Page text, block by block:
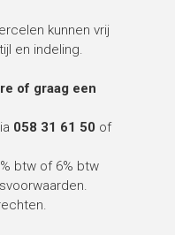
kunnen vrij
en indeling.
of graag een
058 31 61 50 of
btw of 6% btw